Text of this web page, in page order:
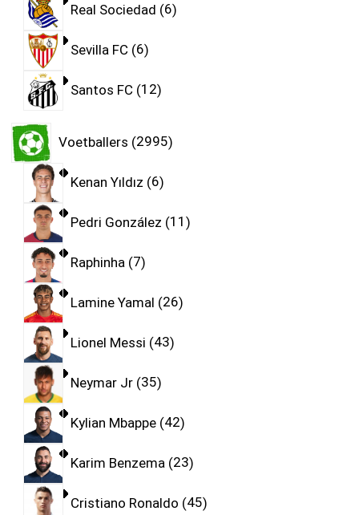
Real Sociedad 6
Sevilla FC 6
Santos FC 12
Voetballers 2995
Kenan Yıldız 6
Pedri González 11
Raphinha 7
Lamine Yamal 26
Lionel Messi 43
Neymar Jr 35
Kylian Mbappe 42
Karim Benzema 23
Cristiano Ronaldo 45